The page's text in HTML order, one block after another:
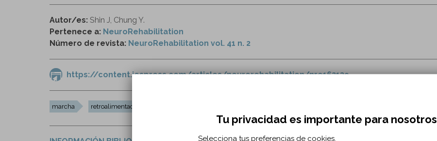
Autor/es: Shin J, Chung Y.
Pertenece a: NeuroRehabilitation
Número de revista: NeuroRehabilitation vol. 41 n. 2
https://content.iospress.com/articles/neurorehabilitation/nre162139
marcha retroalimentación visual
Tu privacidad es importante para nosotros
Selecciona tus preferencias de cookies.